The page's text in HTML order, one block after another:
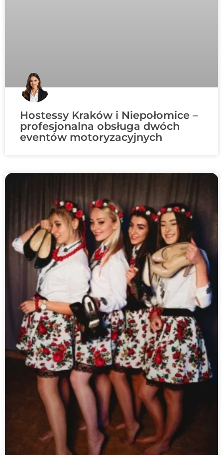
Hostessy Kraków i Niepołomice –
profesjonalna obsługa dwóch
eventów motoryzacyjnych